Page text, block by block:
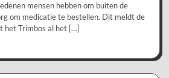
mensen hebben om buiten de
om medicatie te bestellen. Dit meldt de
het Trimbos al het […]